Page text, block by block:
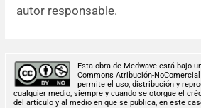
autor responsable.
Esta obra de Medwave está bajo
Commons Atribución-
permite el uso, distribución y
cualquier medio, siempre y cuando se otorgue el
del artículo y al medio en que se publica, en este